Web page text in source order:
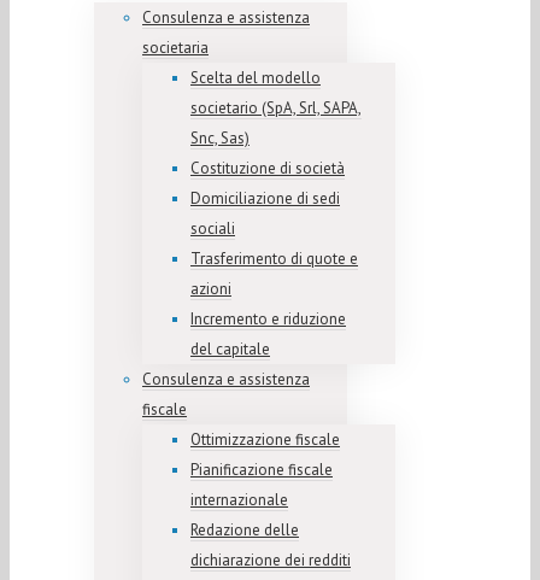
Consulenza e assistenza
societaria
Scelta del modello
societario (SpA, Srl, SAPA,
Snc, Sas)
Costituzione di società
Domiciliazione di sedi
sociali
Trasferimento di quote e
azioni
Incremento e riduzione
del capitale
Consulenza e assistenza
fiscale
Ottimizzazione fiscale
Pianificazione fiscale
internazionale
Redazione delle
dichiarazione dei redditi